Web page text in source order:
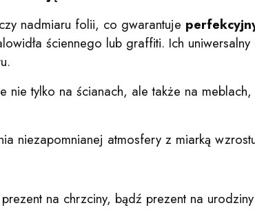
nadmiaru folii, co gwarantuje
ściennego lub graffiti. Ich
nie tylko na ścianach, ale także na
niezapomnianej atmosfery z miarką
na chrzciny, bądź prezent na